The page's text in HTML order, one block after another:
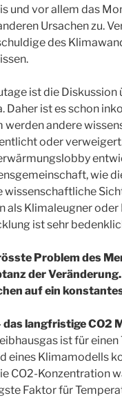
und vor allem das
Ursachen zu.
des
ist die
Daher ist es schon
werden andere
oder
wie
wissenschaftliche
als Klimaleugner
ist sehr
Problem des
der
auf ein
das langfristige CO2
ist für
eines Klimamodells
CO2-Konzentration
Faktor für